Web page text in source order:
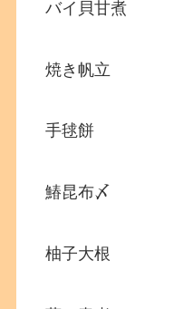
バイ貝甘煮
焼き帆立
手毬餅
鰆昆布〆
柚子大根